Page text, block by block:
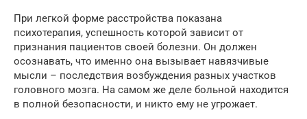
При легкой форме расстройства показана
психотерапия, успешность которой зависит от
признания пациентов своей болезни. Он должен
осознавать, что именно она вызывает навязчивые
мысли – последствия возбуждения разных участков
головного мозга. На самом же деле больной находится
в полной безопасности, и никто ему не угрожает.